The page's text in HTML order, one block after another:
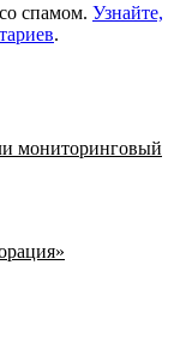
спамом. Узнайте,
.
мониторинговый